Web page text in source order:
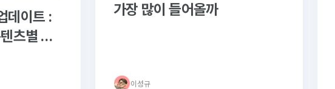
데이트 :
츠별 인
가장 많이 들어올까
이성규